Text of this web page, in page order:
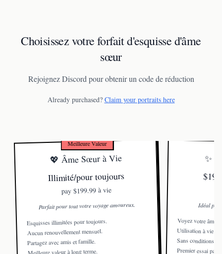
Choisissez votre forfait d'esquisse d'âme
sœur
Rejoignez Discord pour obtenir un code de réduction
Already purchased? Claim your portraits here
Meilleure Valeur
💖 Âme Sœur à Vie
Illimité/pour toujours
pay$199.99 à vie
Parfait pour tout votre voyage amoureux.
Esquisses illimitées pour toujours.
Aucun renouvellement mensuel.
Partagez avec amis et famille.
Meilleure valeur à long terme.
✨
Idéal
Voyez votre âme
Utilisation à vie.
Sans conditions.
Premier essai